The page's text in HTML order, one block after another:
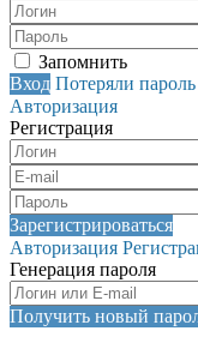
Запомнить
Вход Потеряли пароль
Авторизация
Регистрация
Зарегистрироваться
Авторизация
Генерация пароля
Получить новый